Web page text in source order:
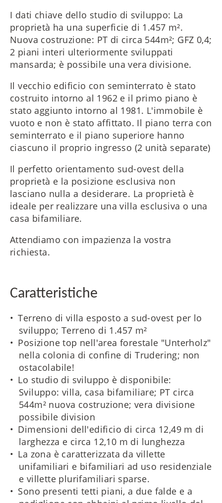
I dati chiave dello studio di sviluppo: La
proprietà ha una superficie di 1.457 m².
Nuova costruzione: PT di circa 544m²; GFZ 0,4;
2 piani interi ulteriormente sviluppati
mansarda; è possibile una vera divisione.
Il vecchio edificio con seminterrato è stato
costruito intorno al 1962 e il primo piano è
stato aggiunto intorno al 1981. L'immobile è
vuoto e non è stato affittato. Il piano terra con
seminterrato e il piano superiore hanno
ciascuno il proprio ingresso (2 unità separate)
Il perfetto orientamento sud-ovest della
proprietà e la posizione esclusiva non
lasciano nulla a desiderare. La proprietà è
ideale per realizzare una villa esclusiva o una
casa bifamiliare.
Attendiamo con impazienza la vostra
richiesta.
Caratteristiche
Terreno di villa esposto a sud-ovest per lo
sviluppo; Terreno di 1.457 m²
Posizione top nell'area forestale "Unterholz"
nella colonia di confine di Trudering; non
ostacolabile!
Lo studio di sviluppo è disponibile:
Sviluppo: villa, casa bifamiliare; PT circa
544m² nuova costruzione; vera divisione
possibile division
Dimensioni dell'edificio di circa 12,49 m di
larghezza e circa 12,10 m di lunghezza
La zona è caratterizzata da villette
unifamiliari e bifamiliari ad uso residenziale
e villette plurifamiliari sparse.
Sono presenti tetti piani, a due falde e a